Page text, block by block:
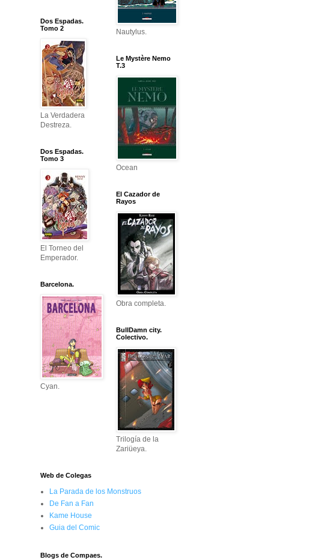
Dos Espadas.
Tomo 2
La Verdadera
Destreza.
Dos Espadas.
Tomo 3
El Torneo del
Emperador.
Barcelona.
Cyan.
Nautylus.
Le Mystère Nemo
T.3
Ocean
El Cazador de
Rayos
Obra completa.
BullDamn city.
Colectivo.
Trilogía de la
Zariüeya.
Web de Colegas
La Parada de los Monstruos
De Fan a Fan
Kame House
Guia del Comic
Blogs de Compaes.